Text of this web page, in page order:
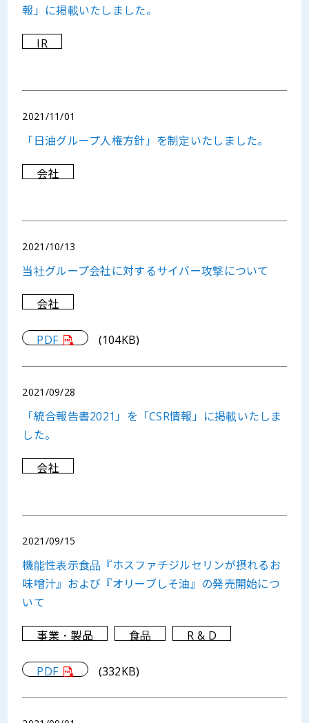
報」に掲載いたしました。
IR
2021/11/01
「日油グループ人権方針」を制定いたしました。
会社
2021/10/13
当社グループ会社に対するサイバー攻撃について
会社
PDF (104KB)
2021/09/28
「統合報告書2021」を「CSR情報」に掲載いたしま
した。
会社
2021/09/15
機能性表示食品『ホスファチジルセリンが摂れるお
味噌汁』および『オリーブしそ油』の発売開始につ
いて
事業・製品 食品 R & D
PDF (332KB)